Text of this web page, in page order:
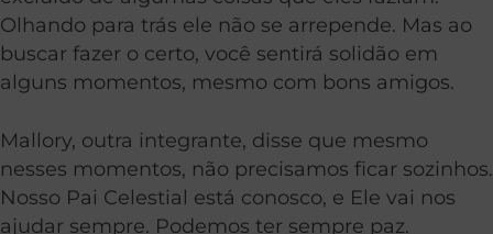
Olhando para trás ele não se arrepende. Mas ao
buscar fazer o certo, você sentirá solidão em
alguns momentos, mesmo com bons amigos.
Mallory, outra integrante, disse que mesmo
nesses momentos, não precisamos ficar sozinhos.
Nosso Pai Celestial está conosco, e Ele vai nos
ajudar sempre. Podemos ter sempre paz.